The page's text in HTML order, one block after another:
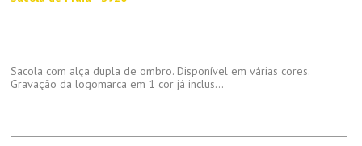
Sacola com alça dupla de ombro. Disponível em várias cores.
Gravação da logomarca em 1 cor já inclus...